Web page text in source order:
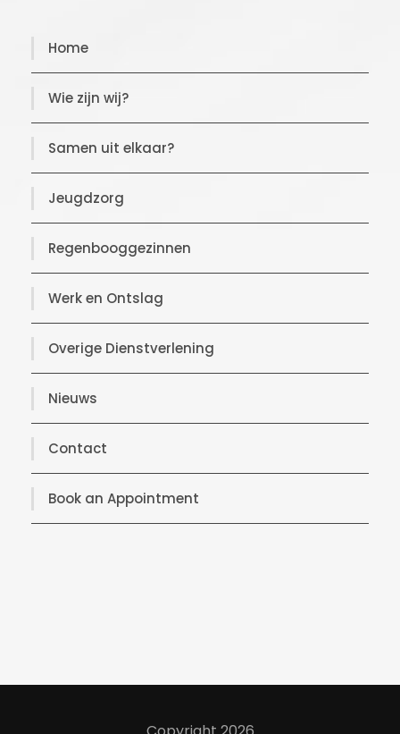
Home
Wie zijn wij?
Samen uit elkaar?
Jeugdzorg
Regenbooggezinnen
Werk en Ontslag
Overige Dienstverlening
Nieuws
Contact
Book an Appointment